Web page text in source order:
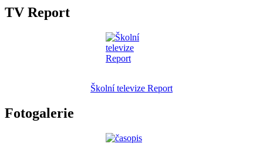
TV Report
Školní televize Report
Fotogalerie